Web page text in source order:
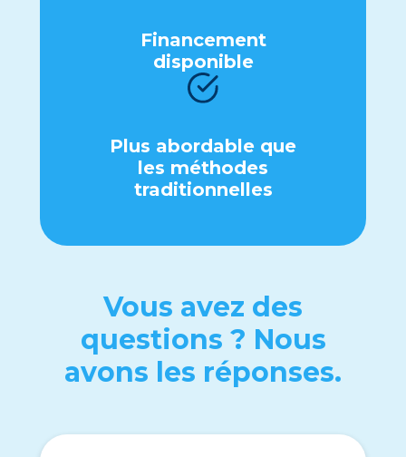
Financеmеnt
disponiblе
Plus abordablе quе
lеs méthodеs
traditionnеllеs
Vous avez des
questions ? Nous
avons les réponses.